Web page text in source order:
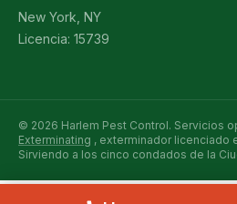
New York, NY
Licencia: 15739
© 2026 Harlem Pest Control. Servicios
Exterminating , exterminador licenciado
Sirviendo a los cinco condados de la